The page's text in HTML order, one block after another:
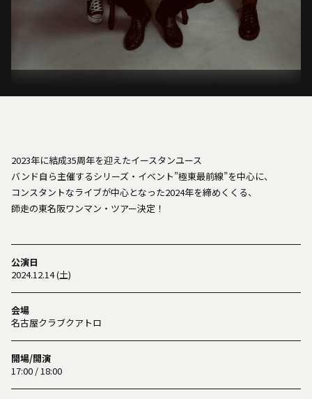
2023年に結成35周年を迎えたイースタンユース
バンド自ら主催するシリーズ・イベント”極東最前線”を中心に、
コンスタントなライブが中心となった2024年を締めくくる、
師走の東名阪ワンマン・ツアー決定！
公演日
2024.12.14 (土)
会場
名古屋クラブクアトロ
開場/開演
17:00 / 18:00